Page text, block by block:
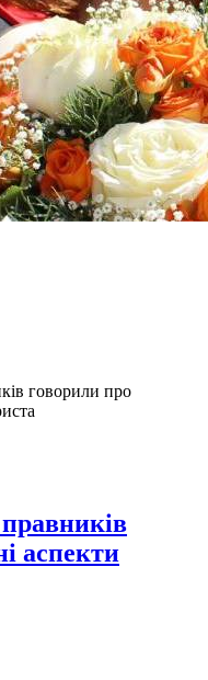
говорили про
аспекти